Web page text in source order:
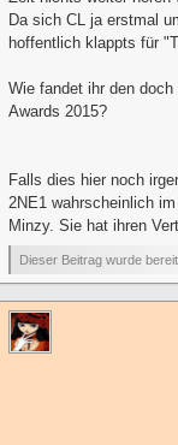
Da sich CL ja erstmal
hoffentlich klappts für
Wie fandet ihr den
Awards 2015?
Falls dies hier noch
2NE1 wahrscheinlich
Minzy. Sie hat ihren
Dieser Beitrag wurde